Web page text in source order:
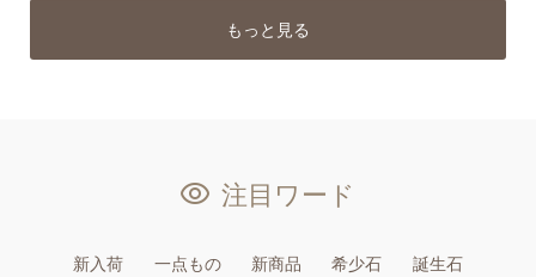
もっと見る
注目ワード
新入荷 一点もの 新商品 希少石 誕生石